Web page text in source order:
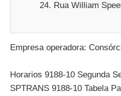
Rua William
Empresa operadora:
Horarios 9188-10 Segunda
SPTRANS 9188-10 Tabela